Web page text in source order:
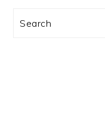
訊
Search